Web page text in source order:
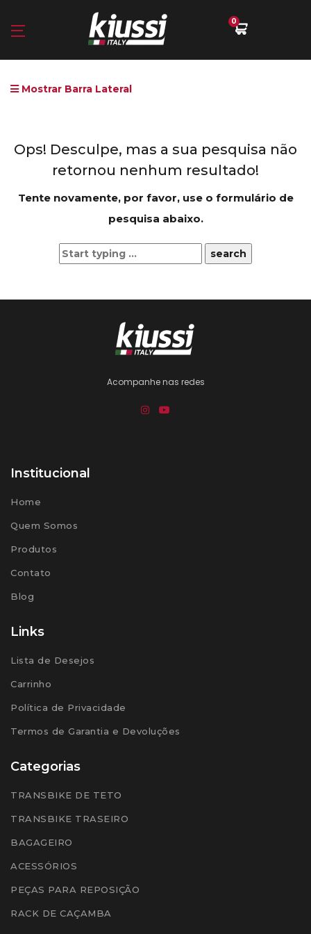
0
Mostrar Barra Lateral
Ops! Desculpe, mas a sua pesquisa não
retornou nenhum resultado!
Tente novamente, por favor, use o formulário de
pesquisa abaixo.
Acompanhe nas redes
Institucional
Home
Quem Somos
Produtos
Contato
Blog
Links
Lista de Desejos
Carrinho
Política de Privacidade
Termos de Garantia e Devoluções
Categorias
TRANSBIKE DE TETO
TRANSBIKE TRASEIRO
BAGAGEIRO
ACESSÓRIOS
PEÇAS PARA REPOSIÇÃO
RACK DE CAÇAMBA